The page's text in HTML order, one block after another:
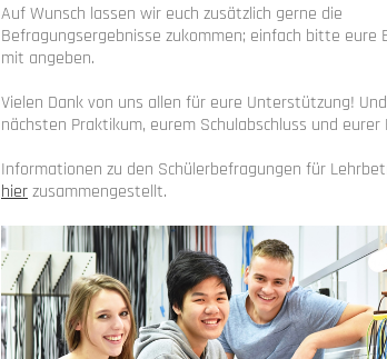
Auf Wunsch lassen wir euch zusätzlich gerne die
Befragungsergebnisse zukommen; einfach bitte eure
mit angeben.
Vielen Dank von uns allen für eure Unterstützung!
nächsten Praktikum, eurem Schulabschluss und eurer
Informationen zu den Schülerbefragungen für
hierzusammengestellt.